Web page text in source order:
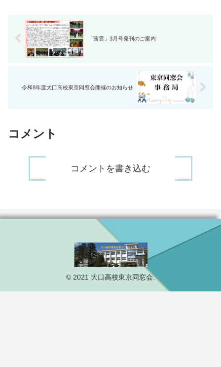
「茜雲」3月号発刊のご案内
令和8年度大口高校東京同窓会開催のお知らせ
コメント
コメントを書き込む
© 2021 大口高校東京同窓会.